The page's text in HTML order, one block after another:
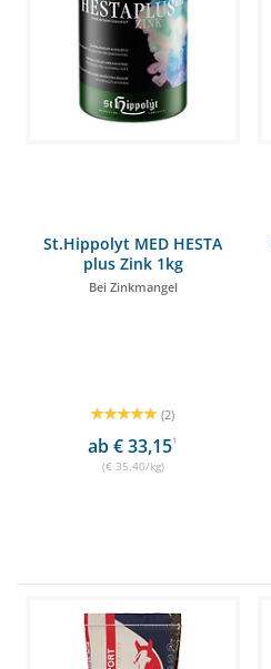
St.Hippolyt MED HESTA
plus Zink 1kg
Bei Zinkmangel
(2)
ab € 33,151
(€ 35,40/kg)